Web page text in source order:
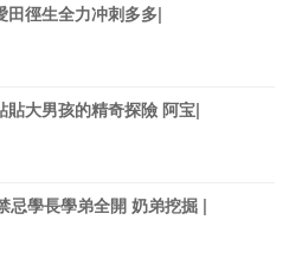
田徑生全力冲刺多多|
貼大男孩的精奇探險 阿宝|
忌學長學弟全開 奶弟挖掘 |